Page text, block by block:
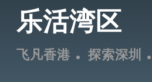
乐活湾区
飞凡香港 探索深圳